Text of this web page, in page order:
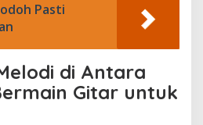
Pasti
di Antara
Gitar untuk